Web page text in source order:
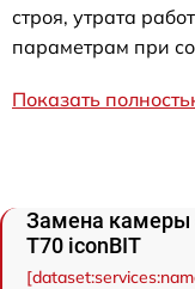
строя, утрата
параметрам при
Показать
Замена камеры
T70 iconBIT